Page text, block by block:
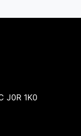
J0R 1K0